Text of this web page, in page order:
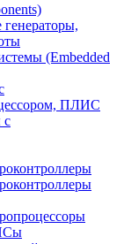
(Embedded
ПЛИС
с